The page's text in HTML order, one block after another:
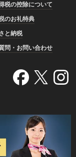
税の控除について
のお礼特典
と納税
問・お問い合わせ